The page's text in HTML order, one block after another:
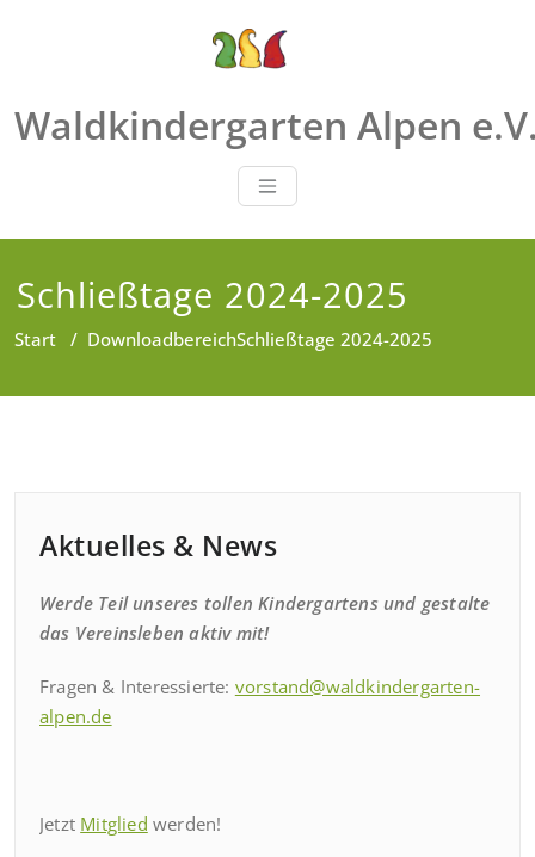
Waldkindergarten Alpen
Schließtage 2024-2025
Start / DownloadbereichSchließtage 2024-2025
Aktuelles & News
Werde Teil unseres tollen Kindergartens und gestalte
das Vereinsleben aktiv mit!
Fragen & Interessierte: vorstand@waldkindergarten-
alpen.de
Jetzt Mitglied werden!